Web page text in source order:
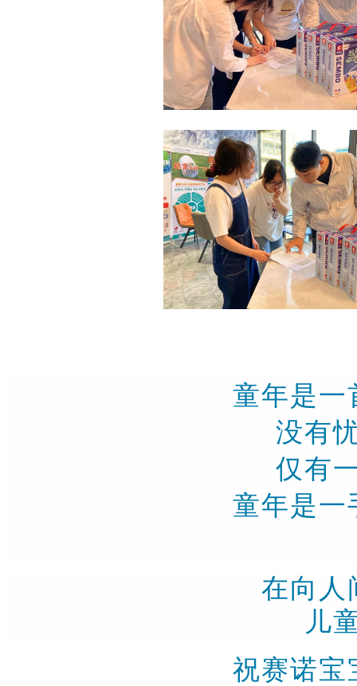
童年是一
没有
仅有
童年是一
在向人
儿
祝赛诺宝